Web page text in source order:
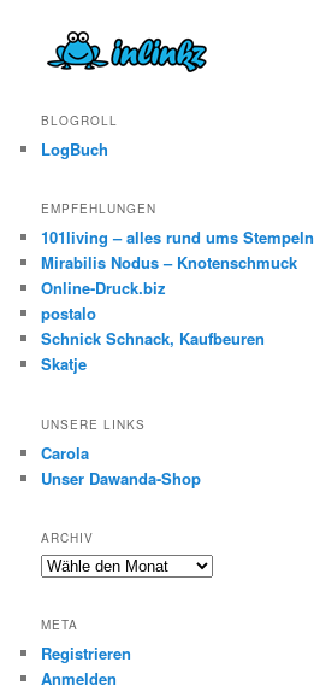
BLOGROLL
LogBuch
EMPFEHLUNGEN
101living – alles rund ums Stempeln
Mirabilis Nodus – Knotenschmuck
Online-Druck.biz
postalo
Schnick Schnack, Kaufbeuren
Skatje
UNSERE LINKS
Carola
Unser Dawanda-Shop
ARCHIV
META
Registrieren
Anmelden